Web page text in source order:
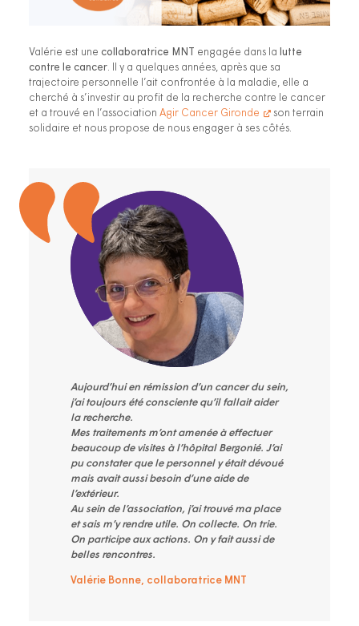
Valérie est une collaboratrice MNT engagée dans la lutte
contre le cancer. Il y a quelques années, après que sa
trajectoire personnelle l’ait confrontée à la maladie, elle a
cherché à s’investir au profit de la recherche contre le cancer
et a trouvé en l’association Agir Cancer Gironde
son terrain
solidaire et nous propose de nous engager à ses côtés.
Aujourd’hui en rémission d’un cancer du sein,
j’ai toujours été consciente qu’il fallait aider
la recherche.
Mes traitements m’ont amenée à effectuer
beaucoup de visites à l’hôpital Bergonié. J’ai
pu constater que le personnel y était dévoué
mais avait aussi besoin d’une aide de
l’extérieur.
Au sein de l’association, j’ai trouvé ma place
et sais m’y rendre utile. On collecte. On trie.
On participe aux actions. On y fait aussi de
belles rencontres.
Valérie Bonne, collaboratrice MNT